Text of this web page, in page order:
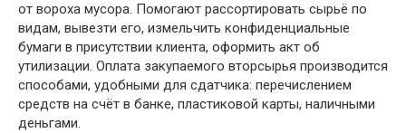
от вороха мусора. Помогают рассортировать сырьё по
видам, вывезти его, измельчить конфиденциальные
бумаги в присутствии клиента, оформить акт об
утилизации. Оплата закупаемого вторсырья производится
способами, удобными для сдатчика: перечислением
средств на счёт в банке, пластиковой карты, наличными
деньгами.